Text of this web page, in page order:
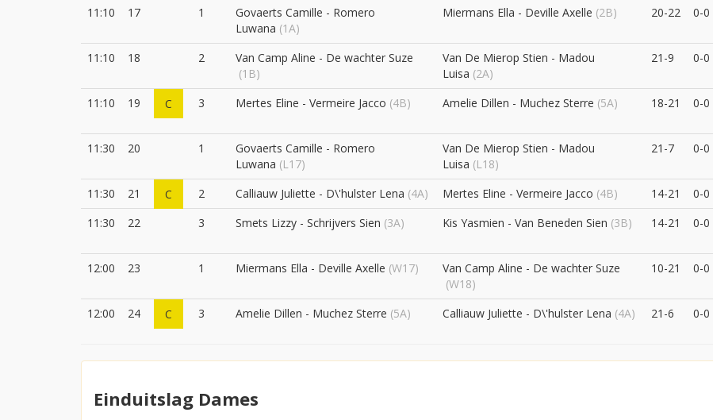
11:10
17 1
Govaerts Camille - Romero
Luwana (1A)
Miermans Ella - Deville Axelle (2B) 20-22 0-0
11:10 18 2
Van Camp Aline - De wachter Suze
(1B)
Van De Mierop Stien - Madou
Luisa (2A)
21-9 0-0
11:10
19 C 3 Mertes Eline - Vermeire Jacco (4B) Amelie Dillen - Muchez Sterre (5A) 18-21 0-0
11:30
20 1
Govaerts Camille - Romero
Luwana (L17)
Van De Mierop Stien - Madou
Luisa (L18)
21-7 0-0
11:30 21 C 2 Calliauw Juliette - D\'hulster Lena (4A) Mertes Eline - Vermeire Jacco (4B) 14-21 0-0
11:30
22 3 Smets Lizzy - Schrijvers Sien (3A) Kis Yasmien - Van Beneden Sien (3B) 14-21 0-0
12:00
23 1 Miermans Ella - Deville Axelle (W17)
Van Camp Aline - De wachter Suze
(W18)
10-21 0-0
12:00
24 C 3 Amelie Dillen - Muchez Sterre (5A) Calliauw Juliette - D\'hulster Lena (4A) 21-6 0-0
Einduitslag Dames